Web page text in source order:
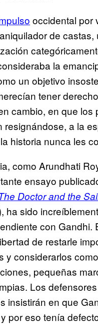
occidental por
de castas,
la
un objetivo
tener
cambio, en que los
resignándose, a la
historia nunca les
como Arundhati
ensayo
Doctor and the
ha sido
con Gandhi.
de restarle
y considerarlos
pequeñas
Los
insistirán en que
por eso tenía